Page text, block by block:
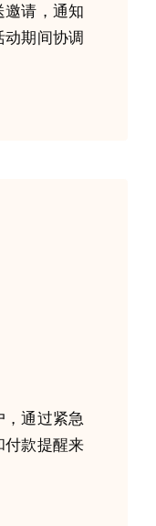
请，通知
期间协调
通过紧急
付款提醒来